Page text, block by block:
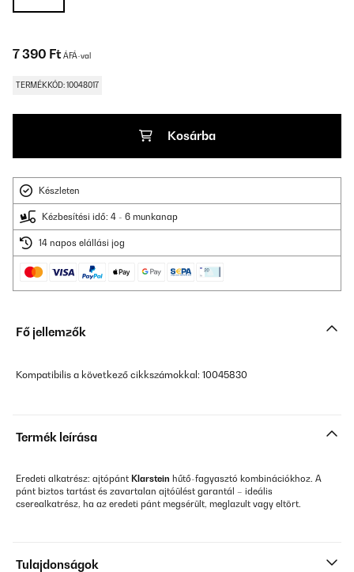
7 390 Ft ÁFÁ-val
TERMÉKKÓD: 10048017
Kosárba
Készleten
Kézbesítési idő: 4 - 6 munkanap
14 napos elállási jog
Fő jellemzők
Kompatibilis a következő cikkszámokkal: 10045830
Termék leírása
Eredeti alkatrész: ajtópánt Klarstein hűtő-fagyasztó kombinációkhoz. A
pánt biztos tartást és zavartalan ajtóülést garantál – ideális
cserealkatrész, ha az eredeti pánt megsérült, meglazult vagy eltört.
Tulajdonságok